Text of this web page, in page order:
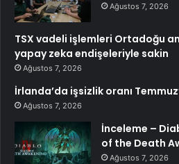
Ağustos 7, 2026
TSX vadeli işlemleri Ortadoğu
yapay zeka endişeleriyle sakin
Ağustos 7, 2026
İrlanda’da işsizlik oranı
Ağustos 7, 2026
İnceleme –
of the Death
Ağustos 7, 2026